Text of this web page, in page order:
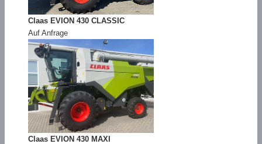
Claas EVION 430 CLASSIC
Auf Anfrage
Claas EVION 430 MAXI